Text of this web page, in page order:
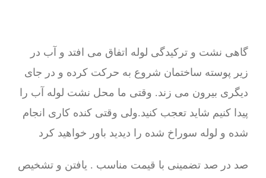
گاهی نشت و ترکیدگی لوله اتفاق می افتد و آب در
زیر پوسته ساختمان شروع به حرکت کرده و در جای
دیگری بیرون می زند. وقتی ما محل نشت لوله آب را
پیدا کنیم شاید تعجب کنید.ولی وقتی کنده کاری انجام
شده و لوله سوراخ شده را دیدید باور خواهید کرد
صد در صد تضمینی با قیمت مناسب . یافتن و تشخیص